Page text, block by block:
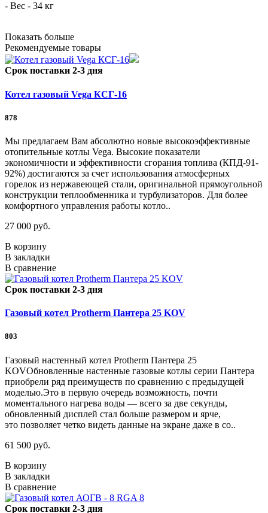
- Вес - 34 кг
Показать больше
Рекомендуемые товары
Срок поставки 2-3 дня
Котел газовый Vega КСГ-16
878
Мы предлагаем Вам абсолютно новые высокоэффективные
отопительные котлы Vega. Высокие показатели
экономичности и эффективности сгорания топлива (КПД-91-
92%) достигаются за счет использования атмосферных
горелок из нержавеющей стали, оригинальной прямоугольной
конструкции теплообменника и турбулизаторов. Для более
комфортного управления работы котло..
27 000 руб.
В корзину
В закладки
В сравнение
Срок поставки 2-3 дня
Газовый котел Protherm Пантера 25 KOV
803
Газовый настенный котел Protherm Пантера 25
KOVОбновленные настенные газовые котлы серии Пантера
приобрели ряд преимуществ по сравнению с предыдущей
моделью.Это в первую очередь возможность, почти
моментального нагрева воды — всего за две секунды,
обновленный дисплей стал больше размером и ярче,
это позволяет четко видеть данные на экране даже в со..
61 500 руб.
В корзину
В закладки
В сравнение
Срок поставки 2-3 дня